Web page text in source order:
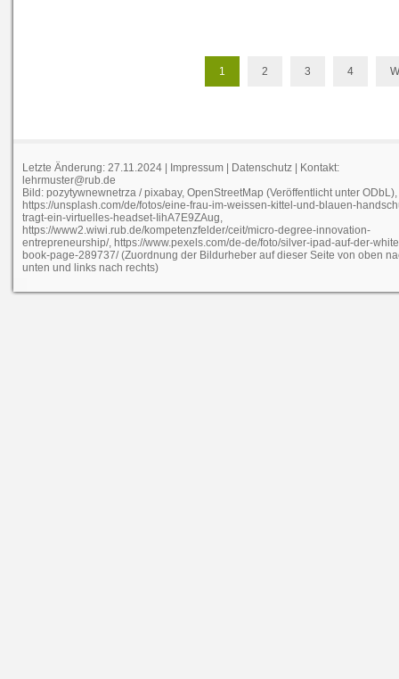
1 2 3 4
Letzte Änderung: 27.11.2024 | Impressum | Datenschutz | Kontakt:
lehrmuster@rub.de
Bild: pozytywnewnetrza / pixabay, OpenStreetMap (Veröffentlicht unter ODbL),
https://unsplash.com/de/fotos/eine-frau-im-weissen-kittel-und-blauen-
tragt-ein-virtuelles-headset-IihA7E9ZAug,
https://www2.wiwi.rub.de/kompetenzfelder/ceit/micro-degree-innovation-
entrepreneurship/, https://www.pexels.com/de-de/foto/silver-ipad-auf-der-
book-page-289737/ (Zuordnung der Bildurheber auf dieser Seite von oben
unten und links nach rechts)